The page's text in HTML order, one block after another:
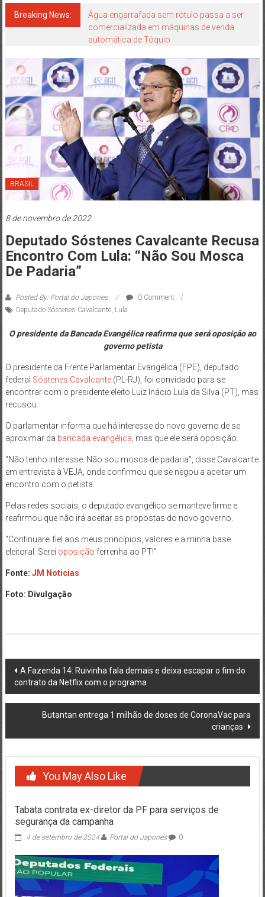
mais
perto
Breaking News:
Água engarrafada sem rótulo passa a ser
comercializada em máquinas de venda
automática de Tóquio
BRASIL
8 de novembro de 2022
Deputado Sóstenes Cavalcante Recusa
Encontro Com Lula: “Não Sou Mosca
De Padaria”
Posted By: Portal do Japones
0 Comment
Deputado Sóstenes Cavalcante, Lula
O presidente da Bancada Evangélica reafirma que será oposição ao
governo petista
O presidente da Frente Parlamentar Evangélica (FPE), deputado
federal Sóstenes Cavalcante(PL-RJ), foi convidado para se
encontrar com o presidente eleito Luiz Inácio Lula da Silva (PT), mas
recusou.
O parlamentar informa que há interesse do novo governo de se
aproximar da bancada evangélica , mas que ele será oposição.
“Não tenho interesse. Não sou mosca de padaria”, disse Cavalcante
em entrevista à VEJA, onde confirmou que se negou a aceitar um
encontro com o petista.
Pelas redes sociais, o deputado evangélico se manteve firme e
reafirmou que não irá aceitar as propostas do novo governo.
“Continuarei fiel aos meus princípios, valores e a minha base
eleitoral. Serei oposição ferrenha ao PT!”
Fonte: JM Noticias
Foto: Divulgação
Post
navigation
A Fazenda 14: Ruivinha fala demais e deixa escapar o fim do
contrato da Netflix com o programa
Butantan entrega 1 milhão de doses de CoronaVac para
crianças
You May Also Like
Tabata contrata ex-diretor da PF para serviços de
segurança da campanha
4 de setembro de 2024 Portal do Japones 0